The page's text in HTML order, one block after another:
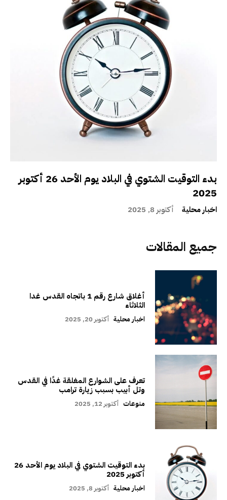
بدء التوقيت الشتوي في البلاد يوم الأحد 26 أكتوبر
2025
اخبار محلية أكتوبر 8, 2025
جميع المقالات
أغلاق شارع رقم 1 باتجاه القدس غدا
الثلاثاء
اخبار محلية أكتوبر 20, 2025
تعرف على الشوارع المغلقة غدًا في القدس
وتل أبيب بسبب زيارة ترامب
منوعات أكتوبر 12, 2025
بدء التوقيت الشتوي في البلاد يوم الأحد 26
أكتوبر 2025
اخبار محلية أكتوبر 8, 2025